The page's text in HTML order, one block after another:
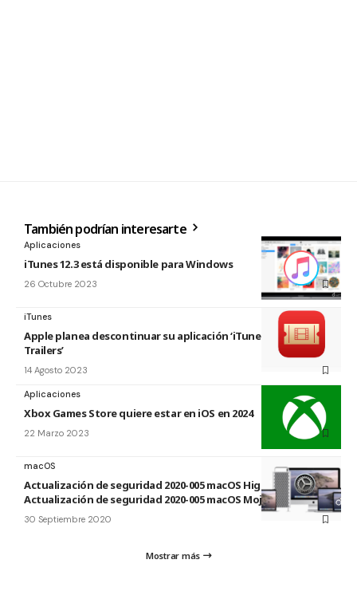
También podrían interesarte
Aplicaciones
iTunes 12.3 está disponible para Windows
26 Octubre 2023
iTunes
Apple planea descontinuar su aplicación ‘iTunes Movie
Trailers’
14 Agosto 2023
Aplicaciones
Xbox Games Store quiere estar en iOS en 2024
22 Marzo 2023
macOS
Actualización de seguridad 2020-005 macOS High Sierra y
Actualización de seguridad 2020-005 macOS Mojave
30 Septiembre 2020
Mostrar más